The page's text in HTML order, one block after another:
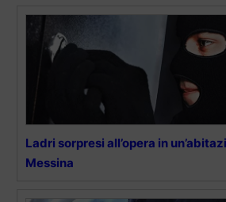
Ladri sorpresi all’opera in
Messina